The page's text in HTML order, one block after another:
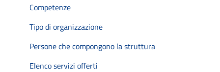
Competenze
Tipo di organizzazione
Persone che compongono la struttura
Elenco servizi offerti